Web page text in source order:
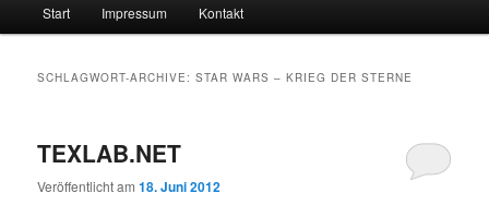
Start Impressum Kontakt
SCHLAGWORT-ARCHIVE:STAR WARS – KRIEG DER STERNE
TEXLAB.NET
Veröffentlicht am18. Juni 2012